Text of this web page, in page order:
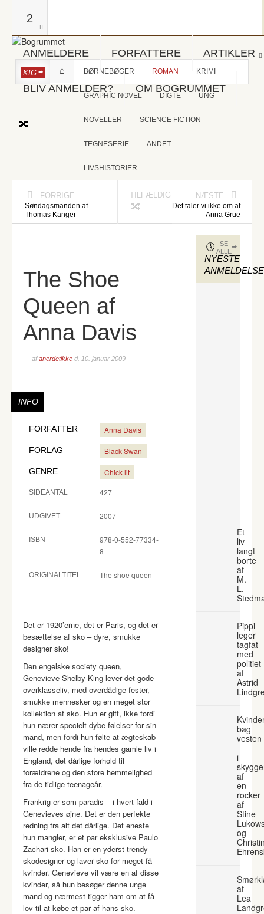
2
ANMELDERE FORFATTERE ARTIKLER
BLIV ANMELDER? OM BOGRUMMET
KIG BØRNEBØGER ROMAN KRIMI
GRAPHIC NOVEL DIGTE UNG
NOVELLER SCIENCE FICTION
TEGNESERIE ANDET
LIVSHISTORIER
FORRIGE
Søndagsmanden af
Thomas Kanger
TILFÆLDIG NÆSTE
Det taler vi ikke om af
Anna Grue
The Shoe
Queen af
Anna Davis
afanerdetikke d. 10. januar 2009
INFO
FORFATTER Anna Davis
FORLAG Black Swan
GENRE Chick lit
SIDEANTAL 427
UDGIVET 2007
ISBN
978-0-552-77334-
8
ORIGINALTITEL The shoe queen
Det er 1920’erne, det er Paris, og det er
besættelse af sko – dyre, smukke
designer sko!
Den engelske society queen,
Genevieve Shelby King lever det gode
overklasseliv, med overdådige fester,
smukke mennesker og en meget stor
kollektion af sko. Hun er gift, ikke fordi
hun nærer specielt dybe følelser for sin
mand, men fordi hun følte at ægteskab
ville redde hende fra hendes gamle liv i
England, det dårlige forhold til
forældrene og den store hemmelighed
fra de tidlige teenageår.
Frankrig er som paradis – i hvert fald i
Genevieves øjne. Det er den perfekte
redning fra alt det dårlige. Det eneste
hun mangler, er et par eksklusive Paulo
Zachari sko. Han er en yderst trendy
skodesigner og laver sko for meget få
kvinder. Genevieve vil være en af disse
kvinder, så hun besøger denne unge
mand og nærmest tigger ham om at få
lov til at købe et par af hans sko.
NYESTE
SE
ALLE
Et
liv
langt
borte
af
M.
L.
Pippi
leger
tagfat
med
politiet
af
Astrid
bag
vesten
–
i
af
en
rocker
af
Stine
og
af
Lea